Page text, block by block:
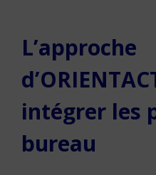
L’approche
intégrer les
bureau